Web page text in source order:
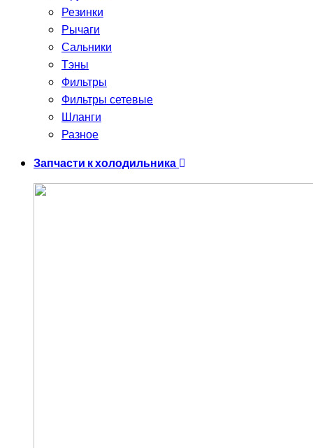
Резинки
Рычаги
Сальники
Тэны
Фильтры
Фильтры сетевые
Шланги
Разное
Запчасти к холодильника